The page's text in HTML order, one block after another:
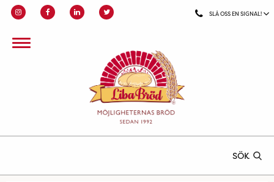
SLÅ OSS EN SIGNAL!
SÖK